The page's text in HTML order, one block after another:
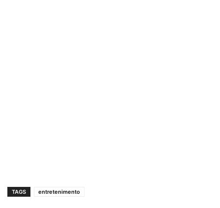
TAGS entretenimento